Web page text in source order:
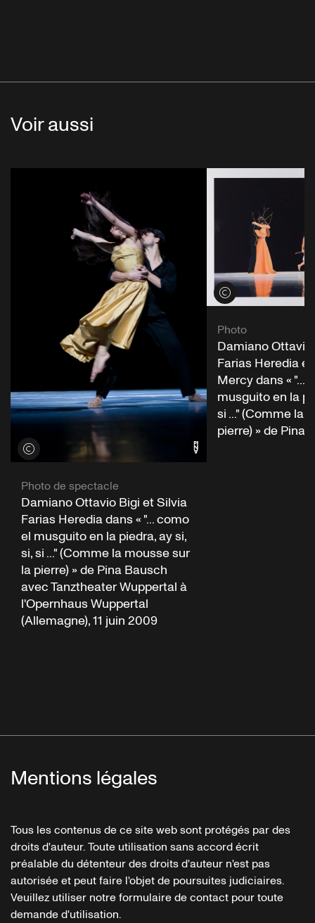
Voir aussi
Voir les crédits
Photo de spectacle
Damiano Ottavio Bigi et Silvia
Farias Heredia dans « "... como
el musguito en la piedra, ay si,
si, si ..." (Comme la mousse sur
la pierre) » de Pina Bausch
avec Tanztheater Wuppertal à
l'Opernhaus Wuppertal
(Allemagne), 11 juin 2009
Voir les crédits
Photo
Damiano Ottavio
Farias Heredia
Mercy dans « "...
musguito en la
si ..." (Comme la
pierre) » de Pina
Mentions légales
Tous les contenus de ce site web sont protégés par des
droits d'auteur. Toute utilisation sans accord écrit
préalable du détenteur des droits d'auteur n'est pas
autorisée et peut faire l'objet de poursuites judiciaires.
Veuillez utiliser notre formulaire de contact pour toute
demande d'utilisation.